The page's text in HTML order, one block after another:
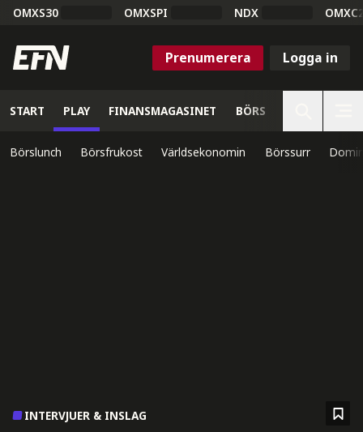
OMXS30 OMXSPI NDX
Prenumerera Logga in
START PLAY FINANSMAGASINET BÖRS
Börslunch Börsfrukost Världsekonomin Börssurr
INTERVJUER & INSLAG